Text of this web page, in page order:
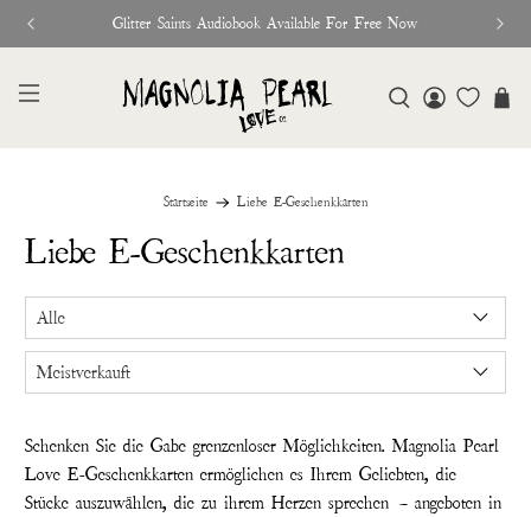
Glitter Saints Audiobook Available For Free Now
Startseite Liebe E-Geschenkkarten
Liebe E-Geschenkkarten
Schenken Sie die Gabe grenzenloser Möglichkeiten. Magnolia Pearl
Love E-Geschenkkarten ermöglichen es Ihrem Geliebten, die
Stücke auszuwählen, die zu ihrem Herzen sprechen — angeboten in